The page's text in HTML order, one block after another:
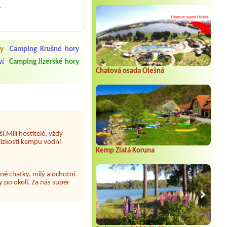
Chatová osada Olešná
Kemp Zlatá Koruna
Camping Krušné hory
Camping Jizerské hory
občerstvení. Co nás ale
den jsem si připadala
krásné čisté,koupání
hostitelé, vždy
kempu vodní
chatky, milý a ochotní
okolí. Za nás super